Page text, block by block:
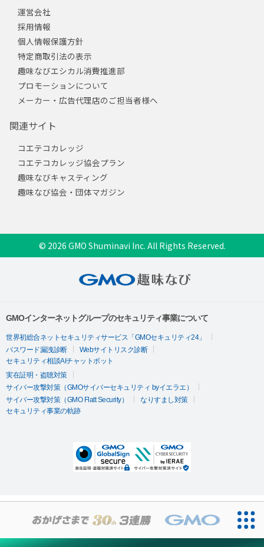
運営会社
採用情報
個人情報保護方針
特定商取引法の表示
趣味なびエシカル消費推進部
プロモーションについて
メーカー・広告代理店のご担当者様へ
関連サイト
コエテコカレッジ
コエテコカレッジ協会プラン
趣味なびキャスティング
趣味なび協会・団体マガジン
© 2026 GMO Shuminavi Inc. All Rights Reserved.